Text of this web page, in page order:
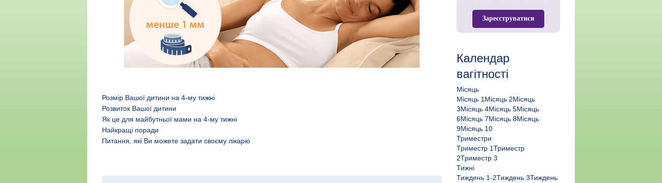
Розмір Вашої дитини на 4-му тижні
Розвиток Вашої дитини
Як це для майбутньої мами на 4-му тижні
Найкращі поради
Питання, які Ви можете задати своєму лікарю
Зареєструватися
Календар
вагітності
Місяць
Місяць 1Місяць 2Місяць
3Місяць 4Місяць 5Місяць
6Місяць 7Місяць 8Місяць
9Місяць 10
Триместри
Триместр 1Триместр
2Триместр 3
Тижні
Тиждень 1-2Тиждень 3Тиждень